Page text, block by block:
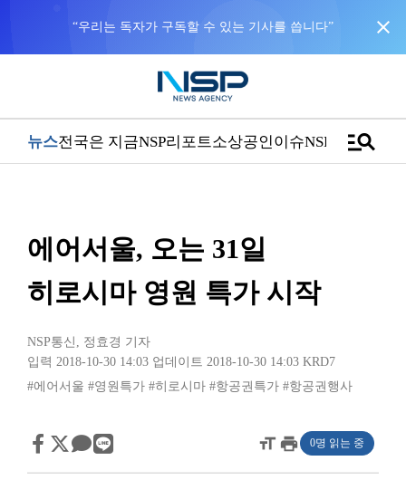
“우리는 독자가 구독할 수 있는 기사를 씁니다” close
뉴스전국은 지금NSP리포트소상공인이슈NSPTVmanage_search
에어서울, 오는 31일
히로시마 영원 특가 시작
NSP통신 , 정효경 기자
입력 2018-10-30 14:03 업데이트 2018-10-30 14:03 KRD7
#에어서울 #영원특가 #히로시마 #항공권특가 #항공권행사
format_sizeprint 0명 읽는 중